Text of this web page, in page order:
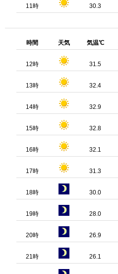
11時 30.3
時間 天気 気温℃
12時 31.5
13時 32.4
14時 32.9
15時 32.8
16時 32.1
17時 31.3
18時 30.0
19時 28.0
20時 26.9
21時 26.1